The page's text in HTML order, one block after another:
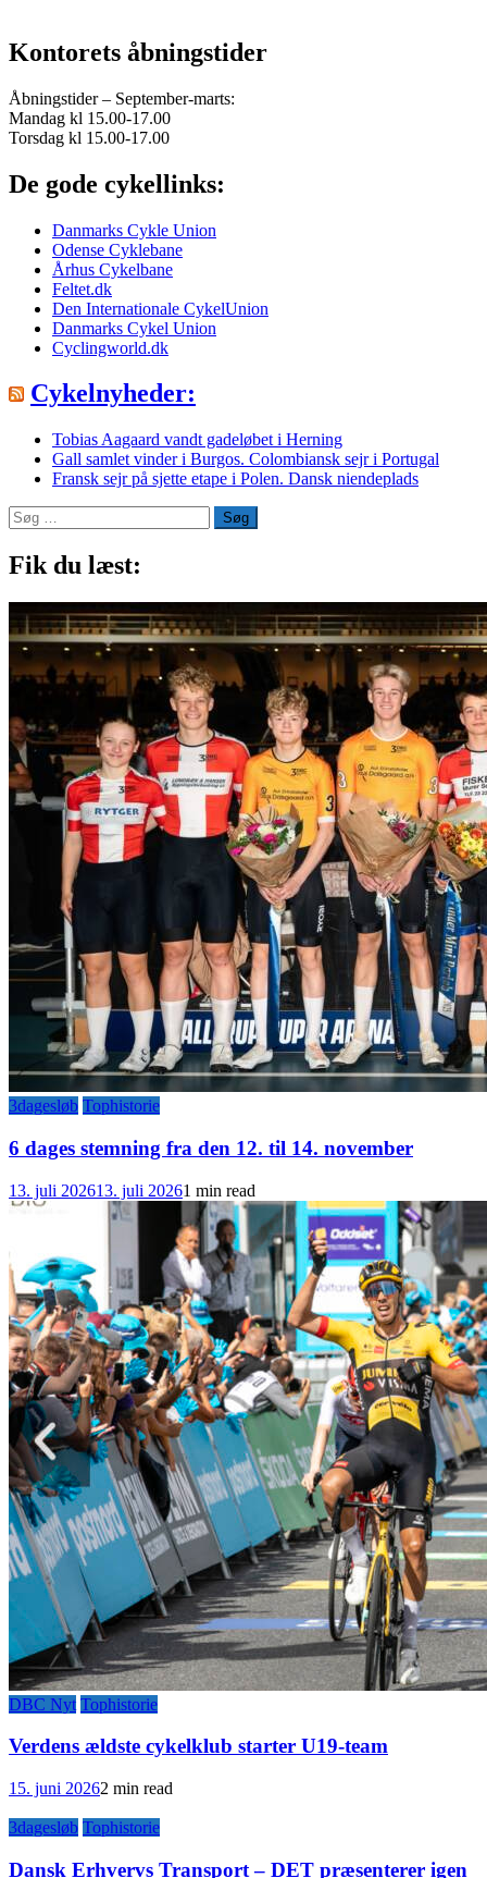
Kontorets åbningstider
Åbningstider – September-marts:
Mandag kl 15.00-17.00
Torsdag kl 15.00-17.00
De gode cykellinks:
Danmarks Cykle Union
Odense Cyklebane
Århus Cykelbane
Feltet.dk
Den Internationale CykelUnion
Danmarks Cykel Union
Cyclingworld.dk
Cykelnyheder:
Tobias Aagaard vandt gadeløbet i Herning
Gall samlet vinder i Burgos. Colombiansk sejr i Portugal
Fransk sejr på sjette etape i Polen. Dansk niendeplads
Søg
efter:
Fik du læst:
3dagesløb Tophistorie
6 dages stemning fra den 12. til 14. november
13. juli 202613. juli 20261 min read
DBC Nyt Tophistorie
Verdens ældste cykelklub starter U19-team
15. juni 20262 min read
3dagesløb Tophistorie
Dansk Erhvervs Transport – DET præsenterer igen